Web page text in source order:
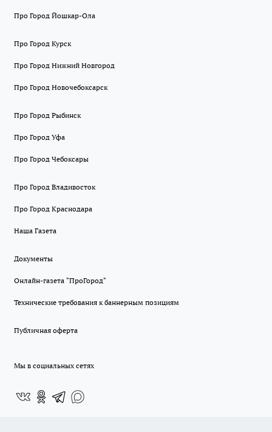
Про Город Йошкар-Ола
Про Город Курск
Про Город Нижний Новгород
Про Город Новочебоксарск
Про Город Рыбинск
Про Город Уфа
Про Город Чебоксары
Про Город Владивосток
Про Город Краснодара
Наша Газета
Документы
Онлайн-газета "ПроГород"
Технические требования к баннерным позициям
Публичная оферта
Мы в социальных сетях